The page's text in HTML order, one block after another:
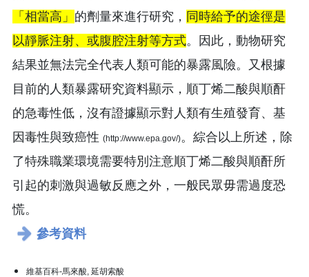
「相當高」 的劑量來進行研究， 同時給予的途徑是
以靜脈注射、或腹腔注射等方式。因此，動物研究
結果並無法完全代表人類可能的暴露風險。又根據
目前的人類暴露研究資料顯示，順丁烯二酸與順酐
的急毒性低，沒有證據顯示對人類有生殖發育、基
因毒性與致癌性 (http://www.epa.gov/)。綜合以上所述，除
了特殊職業環境需要特別注意順丁烯二酸與順酐所
引起的刺激與過敏反應之外，一般民眾毋需過度恐
慌。
參考資料
維基百科-馬來酸, 延胡索酸